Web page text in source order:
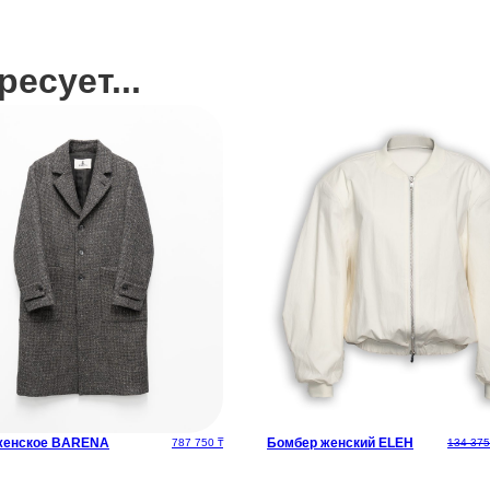
BARENA 787 750 ₸ Бомбер женский ELEH 134